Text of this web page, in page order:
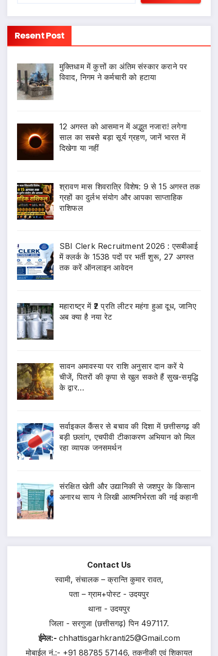
Resent Post
मुक्तिधाम में कुत्तों का अंतिम संस्कार कराने पर
विवाद, निगम ने कर्मचारी को हटाया
12 अगस्त को आसमान में अद्भुत नजारा! लगेगा
साल का सबसे बड़ा सूर्य ग्रहण, जानें भारत में
दिखेगा या नहीं
श्रावण मास शिवरात्रि विशेष: 9 से 15 अगस्त तक
ग्रहों का दुर्लभ संयोग और आपका साप्ताहिक
राशिफल
SBI Clerk Recruitment 2026 : एसबीआई
में क्लर्क के 1538 पदों पर भर्ती शुरू, 27 अगस्त
तक करें ऑनलाइन आवेदन
महाराष्ट्र में ₹2 प्रति लीटर महंगा हुआ दूध, जानिए
अब क्या है नया रेट
सावन अमावस्या पर राशि अनुसार दान करें ये
चीजें, पितरों की कृपा से खुल सकते हैं सुख-समृद्धि
के द्वार…
सर्वाइकल कैंसर से बचाव की दिशा में छत्तीसगढ़ की
बड़ी छलांग, एचपीवी टीकाकरण अभियान को मिल
रहा व्यापक जनसमर्थन
संरक्षित खेती और उद्यानिकी से जशपुर के किसान
अनारथ साय ने लिखी आत्मनिर्भरता की नई कहानी
Contact Us
स्वामी, संचालक – क्रान्ति कुमार रावत,
पता – ग्राम+पोस्ट - उदयपुर
थाना - उदयपुर
जिला - सरगुजा (छत्तीसगढ़) पिन 497117.
ईमेल:- chhattisgarhkranti25@Gmail.com
मोबाईल नं.:- +91 88785 57146, तकनीकी एवं शिकायत